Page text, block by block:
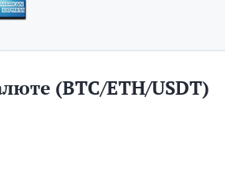
(BTC/ETH/USDT)